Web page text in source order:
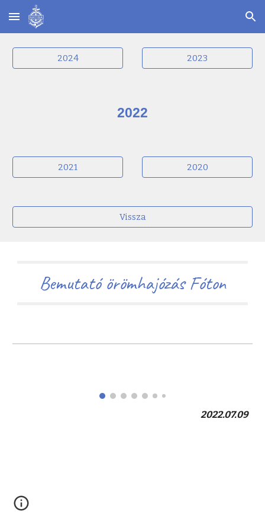
Skip to main content Skip to navigation
2024 2023
2022
2021 2020
Vissza
Bemutató örömhajózás Fóton
2022.07.09